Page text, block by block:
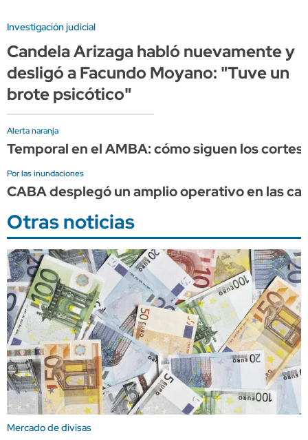
Investigación judicial
Candela Arizaga habló nuevamente y
desligó a Facundo Moyano: "Tuve un
brote psicótico"
Alerta naranja
Temporal en el AMBA: cómo siguen los
Por las inundaciones
CABA desplegó un amplio operativo en las
Otras noticias
Mercado de divisas